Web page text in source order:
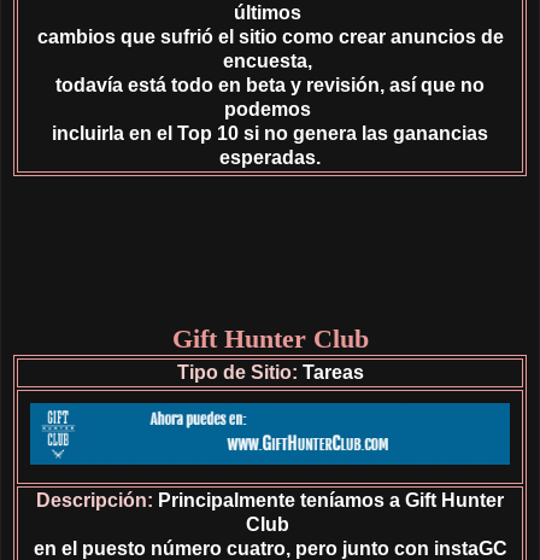
últimos
cambios que sufrió el sitio como crear anuncios de
encuesta,
todavía está todo en beta y revisión, así que no
podemos
incluirla en el Top 10 si no genera las ganancias
esperadas.
Gift Hunter Club
Tipo de Sitio: Tareas
Descripción: Principalmente teníamos a Gift Hunter
Club
en el puesto número cuatro, pero junto con instaGC